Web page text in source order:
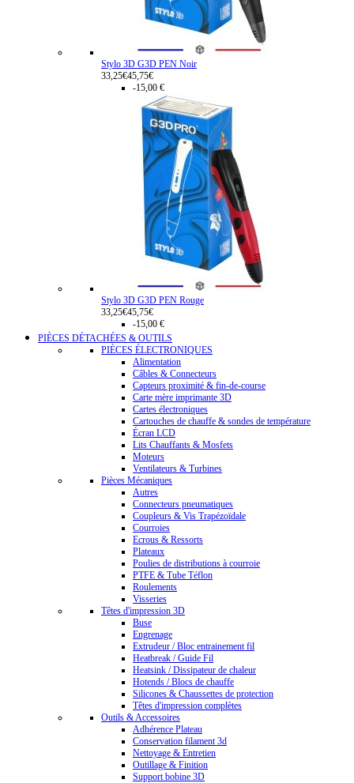
Stylo 3D G3D PEN Noir
33,25€45,75€
-15,00 €
Stylo 3D G3D PEN Rouge
33,25€45,75€
-15,00 €
PIÈCES DÉTACHÉES & OUTILS
PIÈCES ÉLECTRONIQUES
Alimentation
Câbles & Connecteurs
Capteurs proximité & fin-de-course
Carte mère imprimante 3D
Cartes électroniques
Cartouches de chauffe & sondes de température
Écran LCD
Lits Chauffants & Mosfets
Moteurs
Ventilateurs & Turbines
Pièces Mécaniques
Autres
Connecteurs pneumatiques
Coupleurs & Vis Trapézoïdale
Courroies
Ecrous & Ressorts
Plateaux
Poulies de distributions à courroie
PTFE & Tube Téflon
Roulements
Visseries
Têtes d'impression 3D
Buse
Engrenage
Extrudeur / Bloc entrainement fil
Heatbreak / Guide Fil
Heatsink / Dissipateur de chaleur
Hotends / Blocs de chauffe
Silicones & Chaussettes de protection
Têtes d'impression complètes
Outils & Accessoires
Adhérence Plateau
Conservation filament 3d
Nettoyage & Entretien
Outillage & Finition
Support bobine 3D